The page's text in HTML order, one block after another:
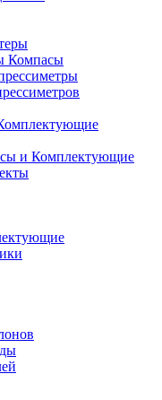
Компасы
и Комплектующие